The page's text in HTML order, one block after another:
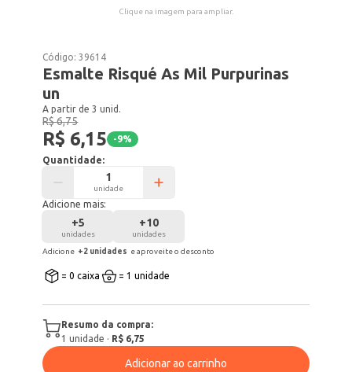
Clique na imagem para ampliar.
Código:39614
Esmalte Risqué As Mil Purpurinas
un
A partir de 3 unid.
R$ 6,75
R$ 6,15 -9%
Quantidade:
unidade
Adicione mais:
+5
unidades
+10
unidades
Adicione +2 unidades e aproveite o desconto
= 0 caixa = 1 unidade
Resumo da compra:
1 unidade · R$ 6,75
Adicionar ao carrinho